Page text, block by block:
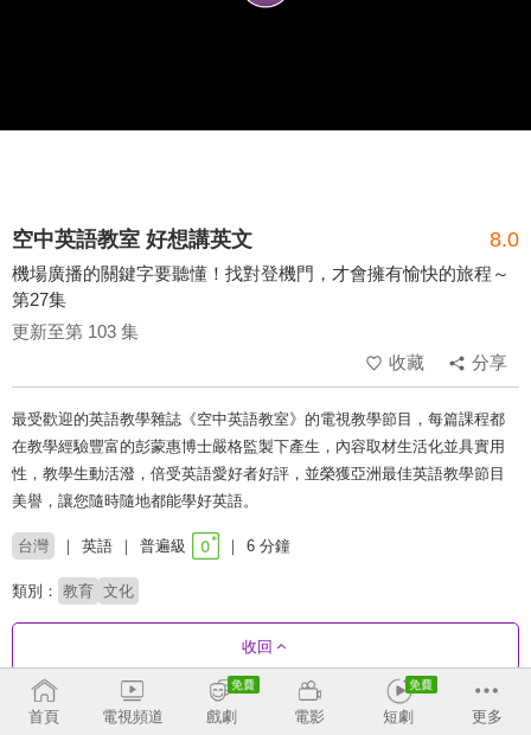
空中英語教室 好想講英文 8.0
機場廣播的關鍵字要聽懂！找對登機門，才會擁有愉快的旅程～
第27集
更新至第 103 集
收藏
分享
最受歡迎的英語教學雜誌《空中英語教室》的電視教學節目，每篇課程都
在教學經驗豐富的彭蒙惠博士嚴格監製下產生，內容取材生活化並具實用
性，教學生動活潑，倍受英語愛好者好評，並榮獲亞洲最佳英語教學節目
美譽，讓您隨時隨地都能學好英語。
台灣 英語 普遍級 6 分鐘
類別： 教育 文化
收回
劇集列表 反序
首頁 電視頻道 戲劇 電影 短劇 更多